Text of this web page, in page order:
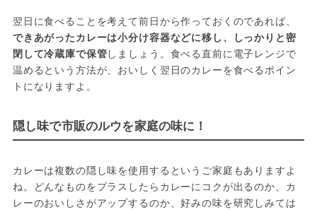
翌日に食べることを考えて前日から作っておくのであれば、
できあがったカレーは小分け容器などに移し、しっかりと密
閉して冷蔵庫で保管しましょう。食べる直前に電子レンジで
温めるという方法が、おいしく翌日のカレーを食べるポイン
トになりますよ。
隠し味で市販のルウを家庭の味に！
カレーは複数の隠し味を使用するというご家庭もありますよ
ね。どんなものをプラスしたらカレーにコクが出るのか、カ
レーのおいしさがアップするのか、好みの味を研究しみては